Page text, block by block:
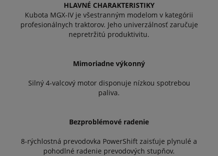
HLAVNÉ CHARAKTERISTIKY
Kubota MGX-IV je všestranným modelom v kategórii
profesionálnych traktorov. Jeho univerzálnosť zaručuje
nepretržitú produktivitu.
Mimoriadne výkonný
Silný 4-valcový motor disponuje nízkou spotrebou
paliva.
Bezproblémové radenie
8-rýchlostná prevodovka PowerShift zaisťuje plynulé a
pohodlné radenie prevodových stupňov.